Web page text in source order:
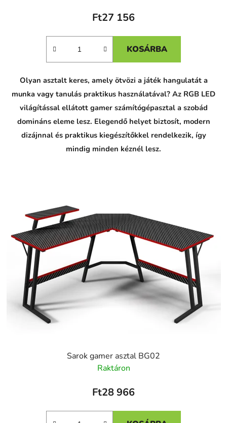
Ft27 156
KOSÁRBA
Olyan asztalt keres, amely ötvözi a játék hangulatát a
munka vagy tanulás praktikus használatával? Az RGB LED
világítással ellátott gamer számítógépasztal a szobád
domináns eleme lesz. Elegendő helyet biztosít, modern
dizájnnal és praktikus kiegészítőkkel rendelkezik, így
mindig minden kéznél lesz.
Sarok gamer asztal BG02
Raktáron
Ft28 966